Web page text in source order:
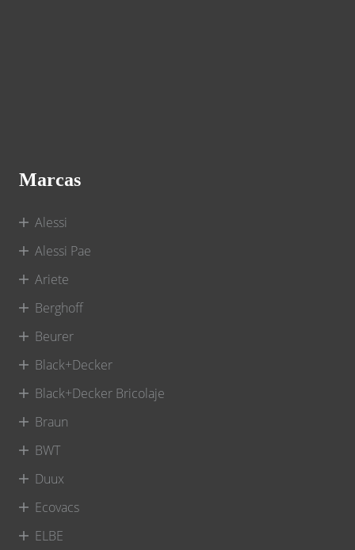
Marcas
Alessi
Alessi Pae
Ariete
Berghoff
Beurer
Black+Decker
Black+Decker Bricolaje
Braun
BWT
Duux
Ecovacs
ELBE